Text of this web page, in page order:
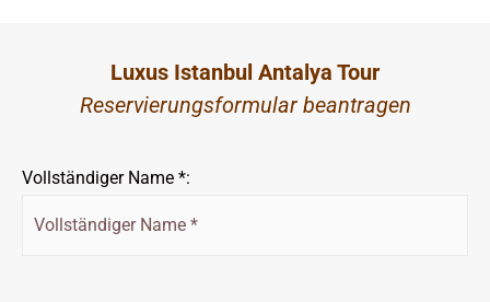
Luxus Istanbul Antalya Tour
Reservierungsformular beantragen
Vollständiger Name *: